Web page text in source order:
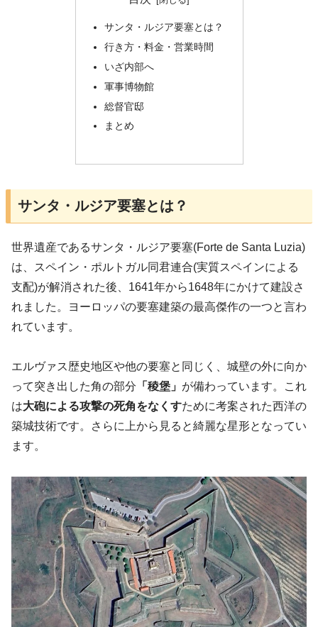
サンタ・ルジア要塞とは？
行き方・料金・営業時間
いざ内部へ
軍事博物館
総督官邸
まとめ
サンタ・ルジア要塞とは？
世界遺産であるサンタ・ルジア要塞(Forte de Santa Luzia)
は、スペイン・ポルトガル同君連合(実質スペインによる
支配)が解消された後、1641年から1648年にかけて建設さ
れました。ヨーロッパの要塞建築の最高傑作の一つと言わ
れています。
エルヴァス歴史地区や他の要塞と同じく、城壁の外に向か
って突き出した角の部分 「稜堡」 が備わっています。これ
は大砲による攻撃の死角をなくすために考案された西洋の
築城技術です。さらに上から見ると綺麗な星形となってい
ます。